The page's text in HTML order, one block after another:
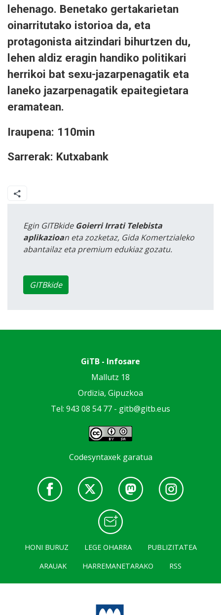
lehenago. Benetako gertakarietan
oinarritutako istorioa da, eta
protagonista aitzindari bihurtzen du,
lehen aldiz eragin handiko politikari
herrikoi bat sexu-jazarpenagatik eta
laneko jazarpenagatik epaitegietara
eramatean.
Iraupena: 110min
Sarrerak: Kutxabank
Egin GITBkide Goierri Irrati Telebista
aplikazioan eta zozketaz, Gida Komertzialeko
abantailaz eta premium edukiaz gozatu.
GITBkide
GiTB - Infosare
Mallutz 18
Ordizia, Gipuzkoa
Tel: 943 08 54 77 - gitb@gitb.eus
Codesyntaxek garatua
HONI BURUZ LEGE OHARRA
PUBLIZITATEA
ARAUAK
HARREMANETARAKO RSS